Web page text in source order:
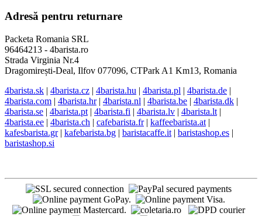
Adresă pentru returnare
Packeta Romania SRL
96464213 - 4barista.ro
Strada Virginia Nr.4
Dragomirești-Deal, Ilfov 077096, CTPark A1 Km13, Romania
4barista.sk | 4barista.cz | 4barista.hu | 4barista.pl | 4barista.de |
4barista.com | 4barista.hr| 4barista.nl | 4barista.be | 4barista.dk |
4barista.se | 4barista.pt | 4barista.fi | 4barista.lv | 4barista.lt |
4barista.ee | 4barista.ch | cafebarista.fr| kaffeebarista.at |
kafesbarista.gr| kafebarista.bg | baristacaffe.it | baristashop.es |
baristashop.si